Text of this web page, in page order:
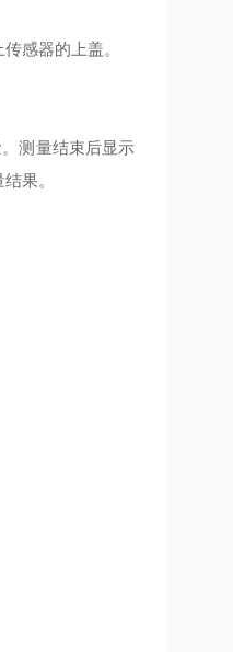
感器的上盖。
测量结束后显示
果。